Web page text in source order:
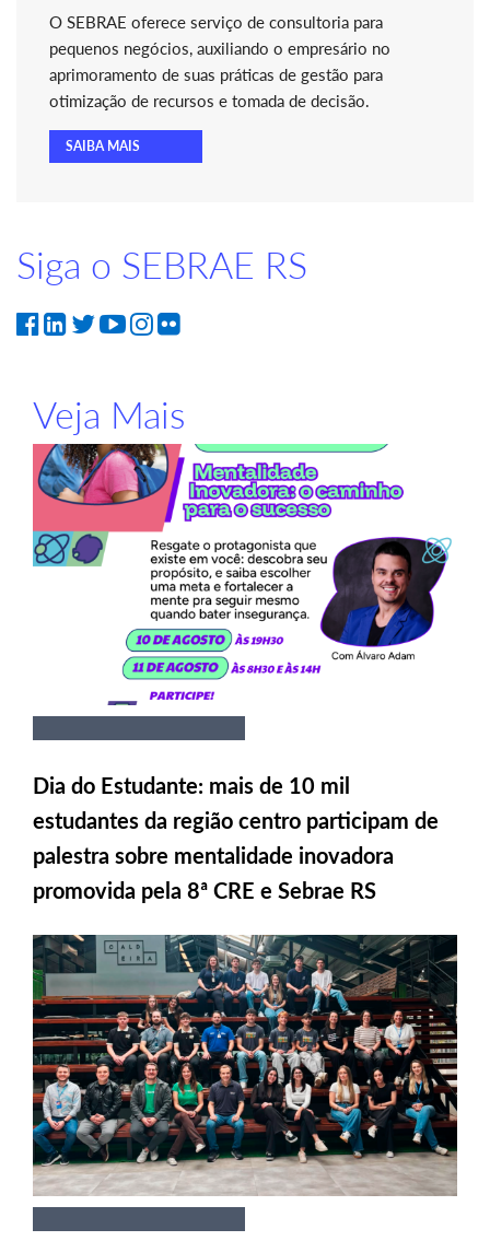
O SEBRAE oferece serviço de consultoria para
pequenos negócios, auxiliando o empresário no
aprimoramento de suas práticas de gestão para
otimização de recursos e tomada de decisão.
SAIBA MAIS
Siga o SEBRAE RS
Veja Mais
Dia do Estudante: mais de 10 mil
estudantes da região centro participam de
palestra sobre mentalidade inovadora
promovida pela 8ª CRE e Sebrae RS